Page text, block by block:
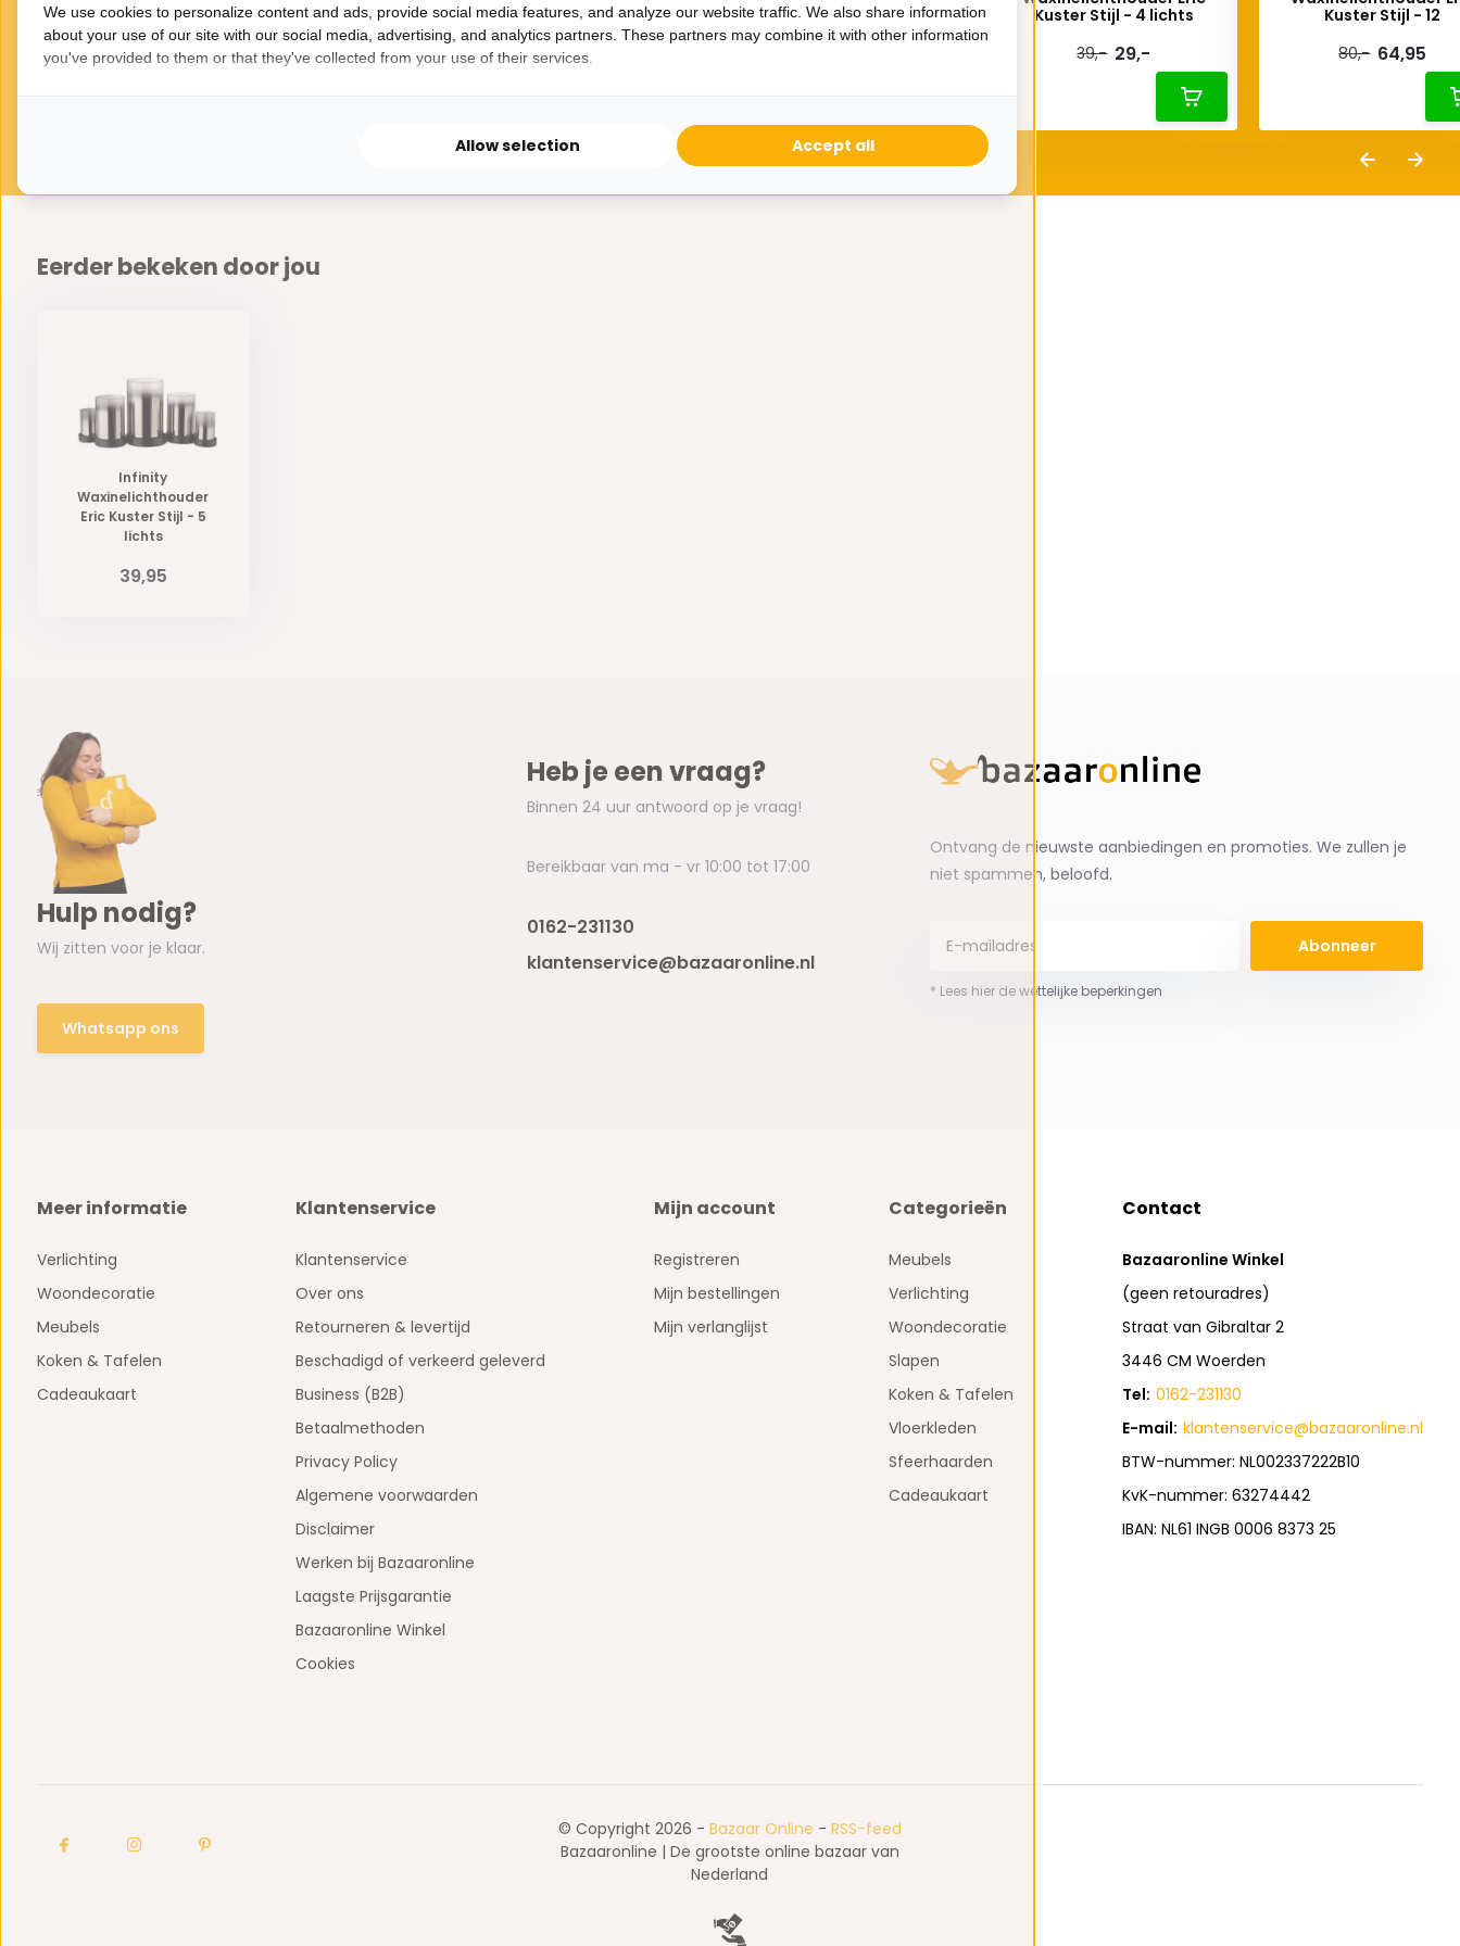
90 cm - Antraciet
395,-
licht 40 x 90 cm -
Brons/Sepia
549,95
Eric Kuster Stijl - 10 lichts
45,- 29,95
Kuster Stijl - 3 lichts
Kuster Stijl - 4 lichts
39,- 29,-
Kuster Stijl - 12
80,- 64,95
Eerder bekeken door jou
Infinity
Waxinelichthouder
Eric Kuster Stijl - 5
lichts
39,95
Hulp nodig?
Wij zitten voor je klaar.
Whatsapp ons
Heb je een vraag?
Binnen 24 uur antwoord op je vraag!
Bereikbaar van ma - vr 10:00 tot 17:00
0162-231130
klantenservice@bazaaronline.nl
Ontvang de nieuwste aanbiedingen en promoties. We zullen je
niet spammen, beloofd.
Abonneer
* Lees hier de wettelijke beperkingen
Meer informatie
Verlichting
Woondecoratie
Meubels
Koken & Tafelen
Cadeaukaart
Klantenservice
Klantenservice
Over ons
Retourneren & levertijd
Beschadigd of verkeerd geleverd
Business (B2B)
Betaalmethoden
Privacy Policy
Algemene voorwaarden
Disclaimer
Werken bij Bazaaronline
Laagste Prijsgarantie
Bazaaronline Winkel
Cookies
Mijn account
Registreren
Mijn bestellingen
Mijn verlanglijst
Categorieën
Meubels
Verlichting
Woondecoratie
Slapen
Koken & Tafelen
Vloerkleden
Sfeerhaarden
Cadeaukaart
Contact
Bazaaronline Winkel
(geen retouradres)
Straat van Gibraltar 2
3446 CM Woerden
Tel: 0162-231130
E-mail: klantenservice@bazaaronline.nl
BTW-nummer: NL002337222B10
KvK-nummer: 63274442
IBAN: NL61 INGB 0006 8373 25
© Copyright 2026 - Bazaar Online - RSS-feed
Bazaaronline | De grootste online bazaar van
Nederland
We use cookies to personalize content and ads, provide social media features, and analyze our website traffic. We also share information
about your use of our site with our social media, advertising, and analytics partners. These partners may combine it with other information
you've provided to them or that they've collected from your use of their services.
Allow selection Accept all